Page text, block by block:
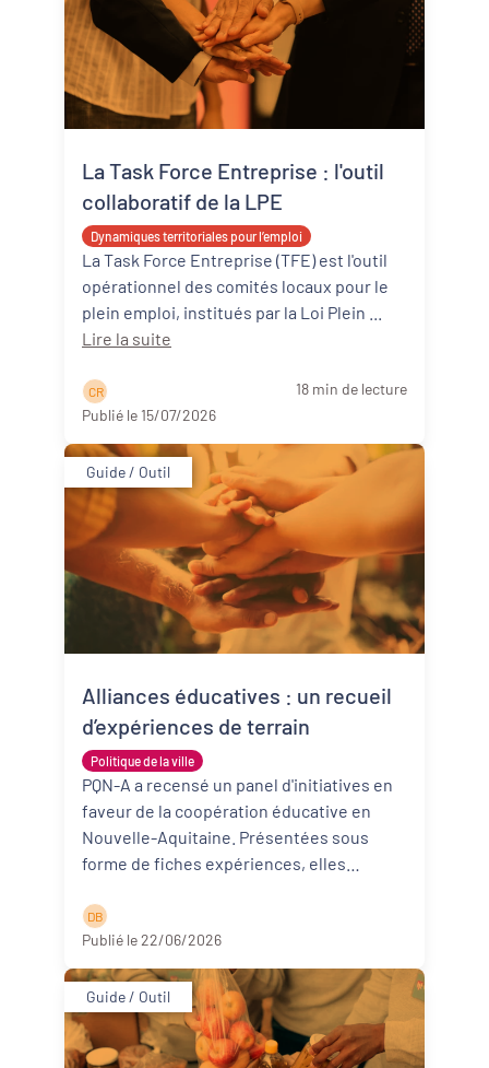
Dynamiques territoriales pour l’emploi
La Task Force Entreprise : l'outil
collaboratif de la LPE
La Task Force Entreprise (TFE) est l'outil
opérationnel des comités locaux pour le
Lire la suite
C R
18 min de lecture
Publié le 15/07/2026
Guide / Outil
Politique de la ville
Alliances éducatives : un recueil
d’expériences de terrain
PQN-A a recensé un panel d'initiatives en
faveur de la coopération éducative en
Nouvelle-Aquitaine. Présentées sous
forme de fiches expériences, elles
Lire la suite
D B
Publié le 22/06/2026
Guide / Outil